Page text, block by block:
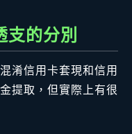
的分別
淆信用卡套現和信用
提取，但實際上有很